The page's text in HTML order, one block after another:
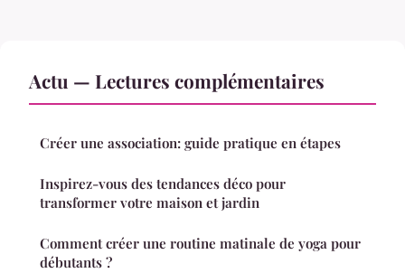
Actu — Lectures complémentaires
Créer une association: guide pratique en étapes
Inspirez-vous des tendances déco pour
transformer votre maison et jardin
Comment créer une routine matinale de yoga pour
débutants ?